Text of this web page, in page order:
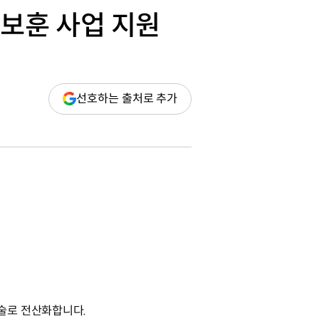
훈 사업 지원
선호하는 출처로 추가(새
창
로 전산화합니다.